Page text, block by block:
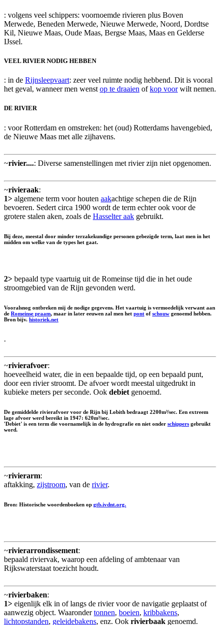
: volgens veel schippers: voornoemde rivieren plus Boven
Merwede, Beneden Merwede, Nieuwe Merwede, Noord, Dordtse
Kil, Nieuwe Maas, Oude Maas, Bergse Maas, Maas en Gelderse
IJssel.
VEEL RIVIER NODIG HEBBEN
: in de Rijnsleepvaart: zeer veel ruimte nodig hebbend. Dit is vooral
het geval, wanneer men wenst op te draaien ofkop voorwilt nemen.
DE RIVIER
: voor Rotterdam en omstreken: het (oud) Rotterdams havengebied,
de Nieuwe Maas met alle zijhavens.
~rivier....: Diverse samenstellingen met rivier zijn niet opgenomen.
~rivieraak:
1> algemene term voor houten aakachtige schepen die de Rijn
bevoeren. Sedert circa 1900 wordt de term echter ook voor de
grotere stalen aken, zoals de Hasselter aak gebruikt.
Bij deze, meestal door minder terzakekundige personen gebezigde term, laat men in het
midden om welke van de types het gaat.
2> bepaald type vaartuig uit de Romeinse tijd die in het oude
stroomgebied van de Rijn gevonden werd.
Vooralsnog ontbreken mij de nodige gegevens. Het vaartuig is vermoedelijk verwant aan
de Romeinse praam, maar in later eeuwen zal men het pont of schouw genoemd hebben.
Bron bijv. historiek.net
.
~rivierafvoer:
hoeveelheid water, die in een bepaalde tijd, op een bepaald punt,
door een rivier stroomt. De afvoer wordt meestal uitgedrukt in
kubieke meters per seconde. Ook debietgenoemd.
De gemiddelde rivierafvoer voor de Rijn bij Lobith bedraagt 2200m³/sec. Een extreem
lage afvoer werd bereikt in 1947: 620m³/sec.
'Debiet' is een term die voornamelijk in de hydrografie en niet onder schippers gebruikt
word.
~rivierarm:
aftakking, zijstroom, van de rivier.
Bron: Historische woordenboeken op gtb.ivdnt.org.
~rivierarrondissement:
bepaald riviervak, waarop een afdeling of ambtenaar van
Rijkswaterstaat toezicht houdt.
~rivierbaken:
1> eigenlijk elk in of langs de rivier voor de navigatie geplaatst of
aanwezig object. Waarondertonnen, boeien, kribbakens,
lichtopstanden, geleidebakens, enz. Ook rivierbaak genoemd.